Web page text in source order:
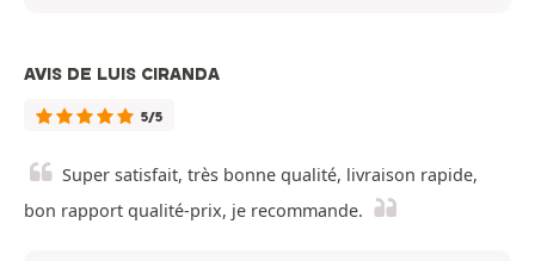
AVIS DE LUIS CIRANDA
5/5
Super satisfait, très bonne qualité, livraison rapide,
bon rapport qualité-prix, je recommande.